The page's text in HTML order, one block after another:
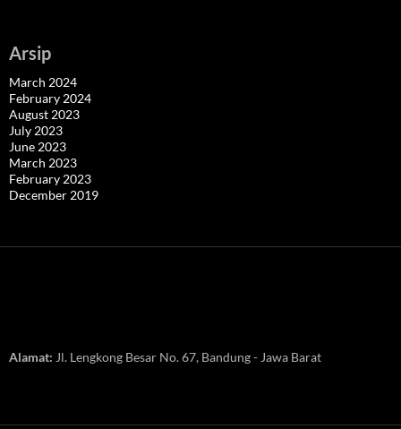
Arsip
March 2024
February 2024
August 2023
July 2023
June 2023
March 2023
February 2023
December 2019
Alamat: Jl. Lengkong Besar No. 67, Bandung - Jawa Barat